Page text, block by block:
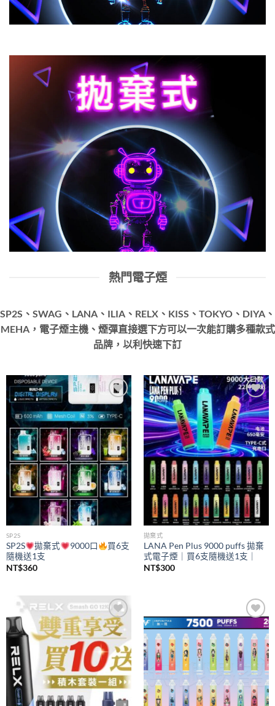
熱門電子煙
SP2S、SWAG、LANA、ILIA、RELX、KISS、TOKYO、DIYA、
MEHA，電子煙主機、煙彈直接選下方可以一次能訂購多種款式
品牌，以利快速下訂
Add to
wishlist
SP2S
SP2S 拋棄式 9000口
買6支
隨機送1支
NT$360
Add to
wishlist
拋棄式
LANA Pen Plus 9000 puffs 拋棄
式電子煙｜買6支隨機送1支｜
NT$300
Add to
wishlist
Add to
wishlist